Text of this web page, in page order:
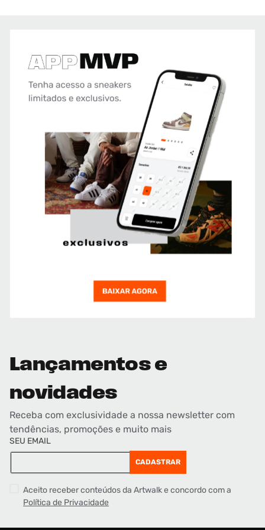
Lançamentos e
novidades
Receba com exclusividade a nossa newsletter com
tendências, promoções e muito mais
SEU EMAIL
CADASTRAR
Aceito receber conteúdos da Artwalk e concordo com a
Política de Privacidade